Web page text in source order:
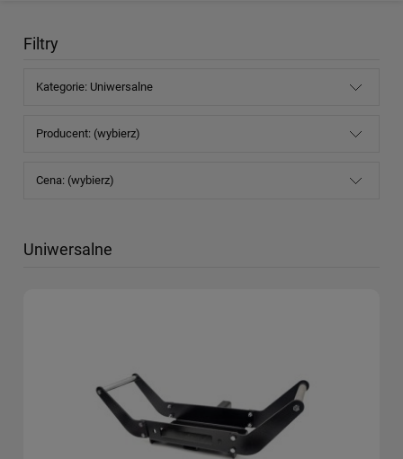
Filtry
Kategorie: Uniwersalne
Producent: (wybierz)
Cena: (wybierz)
Uniwersalne